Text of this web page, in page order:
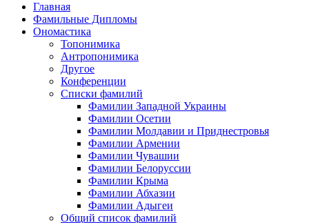
Главная
Фамильные Дипломы
Ономастика
Топонимика
Антропонимика
Другое
Конференции
Списки фамилий
Фамилии Западной Украины
Фамилии Осетии
Фамилии Молдавии и Приднестровья
Фамилии Армении
Фамилии Чувашии
Фамилии Белоруссии
Фамилии Крыма
Фамилии Абхазии
Фамилии Адыгеи
Общий список фамилий